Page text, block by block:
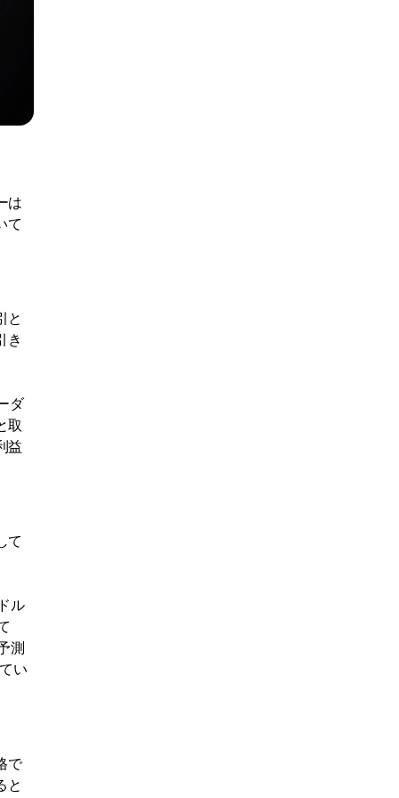
は
て
と
き
ダ
取
益
て
ル
測
い
で
と